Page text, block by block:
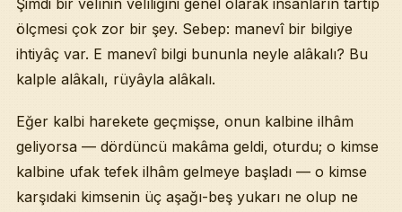
Şimdi bir velînin velîliğini genel olarak insanların tartıp
ölçmesi çok zor bir şey. Sebep: manevî bir bilgiye
ihtiyâç var. E manevî bilgi bununla neyle alâkalı? Bu
kalple alâkalı, rüyâyla alâkalı.
Eğer kalbi harekete geçmişse, onun kalbine ilhâm
geliyorsa — dördüncü makâma geldi, oturdu; o kimse
kalbine ufak tefek ilhâm gelmeye başladı — o kimse
karşıdaki kimsenin üç aşağı-beş yukarı ne olup ne